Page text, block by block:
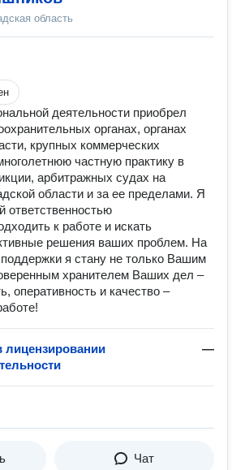
область
деятельности приобрел
органах, органах
крупных коммерческих
частную практику в
арбитражных судах на
области и за ее пределами. Я
ответственностью
к работе и искать
решения ваших проблем. На
я стану не только Вашим
хранителем Ваших дел –
оперативность и качество –
—
Чат